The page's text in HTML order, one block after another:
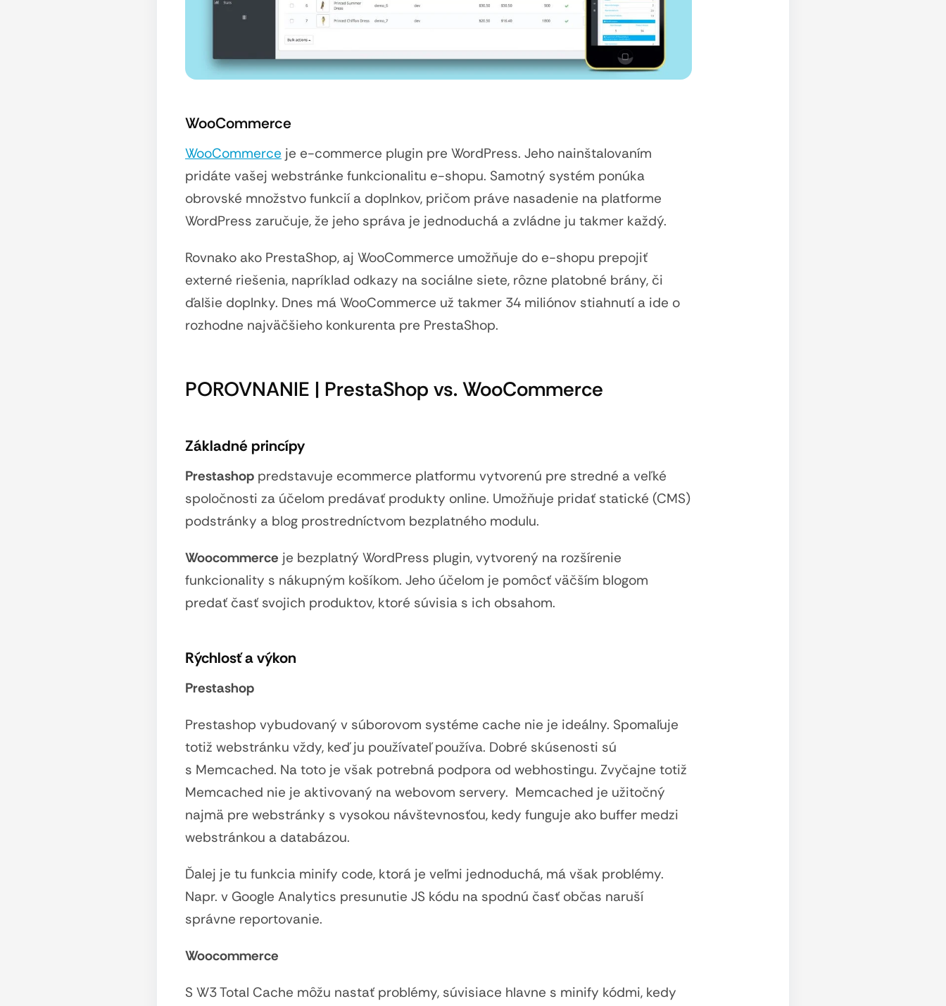
WooCommerce
WooCommerce je e-commerce plugin pre WordPress. Jeho nainštalovaním
pridáte vašej webstránke funkcionalitu e-shopu. Samotný systém ponúka
obrovské množstvo funkcií a doplnkov, pričom práve nasadenie na platforme
WordPress zaručuje, že jeho správa je jednoduchá a zvládne ju takmer každý.
Rovnako ako PrestaShop, aj WooCommerce umožňuje do e-shopu prepojiť
externé riešenia, napríklad odkazy na sociálne siete, rôzne platobné brány, či
ďalšie doplnky. Dnes má WooCommerce už takmer 34 miliónov stiahnutí a ide o
rozhodne najväčšieho konkurenta pre PrestaShop.
POROVNANIE | PrestaShop vs. WooCommerce
Základné princípy
Prestashop predstavuje ecommerce platformu vytvorenú pre stredné a veľké
spoločnosti za účelom predávať produkty online. Umožňuje pridať statické (CMS)
podstránky a blog prostredníctvom bezplatného modulu.
Woocommerce je bezplatný WordPress plugin, vytvorený na rozšírenie
funkcionality s nákupným košíkom. Jeho účelom je pomôcť väčším blogom
predať časť svojich produktov, ktoré súvisia s ich obsahom.
Rýchlosť a výkon
Prestashop
Prestashop vybudovaný v súborovom systéme cache nie je ideálny. Spomaľuje
totiž webstránku vždy, keď ju používateľ používa. Dobré skúsenosti sú
s Memcached. Na toto je však potrebná podpora od webhostingu. Zvyčajne totiž
Memcached nie je aktivovaný na webovom servery. Memcached je užitočný
najmä pre webstránky s vysokou návštevnosťou, kedy funguje ako buffer medzi
webstránkou a databázou.
Ďalej je tu funkcia minify code, ktorá je veľmi jednoduchá, má však problémy.
Napr. v Google Analytics presunutie JS kódu na spodnú časť občas naruší
správne reportovanie.
Woocommerce
S W3 Total Cache môžu nastať problémy, súvisiace hlavne s minify kódmi, kedy